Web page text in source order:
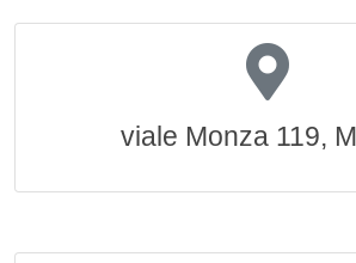
viale Monza 119,